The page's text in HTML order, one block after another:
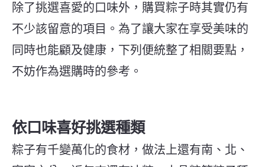
除了挑選喜愛的口味外，購買粽子時其實仍有
不少該留意的項目。為了讓大家在享受美味的
同時也能顧及健康，下列便統整了相關要點，
不妨作為選購時的參考。
依口味喜好挑選種類
粽子有千變萬化的食材，做法上還有南、北、